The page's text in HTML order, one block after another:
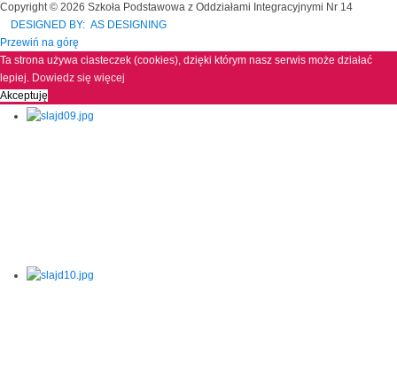
Copyright © 2026 Szkoła Podstawowa z Oddziałami Integracyjnymi Nr 14
DESIGNED BY: AS DESIGNING
Przewiń na górę
Ta strona używa ciasteczek (cookies), dzięki którym nasz serwis może działać
lepiej. Dowiedz się więcej
Akceptuję